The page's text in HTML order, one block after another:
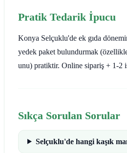
Pratik Tedarik İpucu
Konya Selçuklu'de ek gıda
yedek paket bulundurmak
unu) pratiktir. Online sipariş + 1-2
Sıkça Sorulan Sorular
Selçuklu'de hangi kaşık